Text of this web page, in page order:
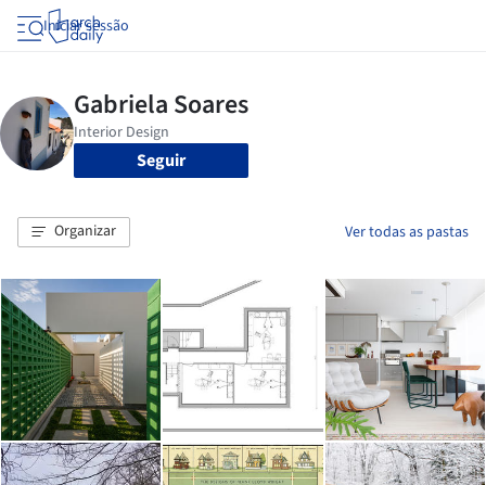
Iniciar sessão
Seguir
Organizar Ver todas as pastas